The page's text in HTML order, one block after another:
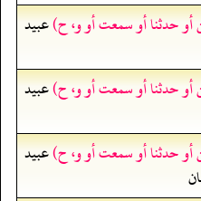
حدثنا أو سمعت أو و، ح)عبيد
حدثنا أو سمعت أو و، ح)عبيد
حدثنا أو سمعت أو و، ح)عبيد